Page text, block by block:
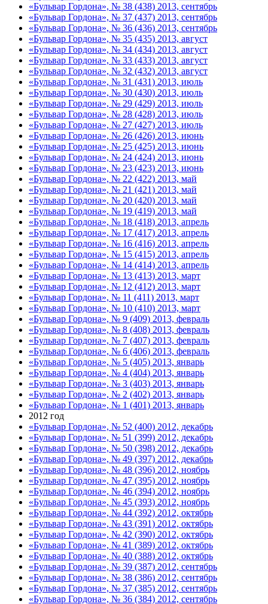
«Бульвар Гордона», № 38 (438) 2013, сентябрь
«Бульвар Гордона», № 37 (437) 2013, сентябрь
«Бульвар Гордона», № 36 (436) 2013, сентябрь
«Бульвар Гордона», № 35 (435) 2013, август
«Бульвар Гордона», № 34 (434) 2013, август
«Бульвар Гордона», № 33 (433) 2013, август
«Бульвар Гордона», № 32 (432) 2013, август
«Бульвар Гордона», № 31 (431) 2013, июль
«Бульвар Гордона», № 30 (430) 2013, июль
«Бульвар Гордона», № 29 (429) 2013, июль
«Бульвар Гордона», № 28 (428) 2013, июль
«Бульвар Гордона», № 27 (427) 2013, июль
«Бульвар Гордона», № 26 (426) 2013, июнь
«Бульвар Гордона», № 25 (425) 2013, июнь
«Бульвар Гордона», № 24 (424) 2013, июнь
«Бульвар Гордона», № 23 (423) 2013, июнь
«Бульвар Гордона», № 22 (422) 2013, май
«Бульвар Гордона», № 21 (421) 2013, май
«Бульвар Гордона», № 20 (420) 2013, май
«Бульвар Гордона», № 19 (419) 2013, май
«Бульвар Гордона», № 18 (418) 2013, апрель
«Бульвар Гордона», № 17 (417) 2013, апрель
«Бульвар Гордона», № 16 (416) 2013, апрель
«Бульвар Гордона», № 15 (415) 2013, апрель
«Бульвар Гордона», № 14 (414) 2013, апрель
«Бульвар Гордона», № 13 (413) 2013, март
«Бульвар Гордона», № 12 (412) 2013, март
«Бульвар Гордона», № 11 (411) 2013, март
«Бульвар Гордона», № 10 (410) 2013, март
«Бульвар Гордона», № 9 (409) 2013, февраль
«Бульвар Гордона», № 8 (408) 2013, февраль
«Бульвар Гордона», № 7 (407) 2013, февраль
«Бульвар Гордона», № 6 (406) 2013, февраль
«Бульвар Гордона», № 5 (405) 2013, январь
«Бульвар Гордона», № 4 (404) 2013, январь
«Бульвар Гордона», № 3 (403) 2013, январь
«Бульвар Гордона», № 2 (402) 2013, январь
«Бульвар Гордона», № 1 (401) 2013, январь
2012 год
«Бульвар Гордона», № 52 (400) 2012, декабрь
«Бульвар Гордона», № 51 (399) 2012, декабрь
«Бульвар Гордона», № 50 (398) 2012, декабрь
«Бульвар Гордона», № 49 (397) 2012, декабрь
«Бульвар Гордона», № 48 (396) 2012, ноябрь
«Бульвар Гордона», № 47 (395) 2012, ноябрь
«Бульвар Гордона», № 46 (394) 2012, ноябрь
«Бульвар Гордона», № 45 (393) 2012, ноябрь
«Бульвар Гордона», № 44 (392) 2012, октябрь
«Бульвар Гордона», № 43 (391) 2012, октябрь
«Бульвар Гордона», № 42 (390) 2012, октябрь
«Бульвар Гордона», № 41 (389) 2012, октябрь
«Бульвар Гордона», № 40 (388) 2012, октябрь
«Бульвар Гордона», № 39 (387) 2012, сентябрь
«Бульвар Гордона», № 38 (386) 2012, сентябрь
«Бульвар Гордона», № 37 (385) 2012, сентябрь
«Бульвар Гордона», № 36 (384) 2012, сентябрь